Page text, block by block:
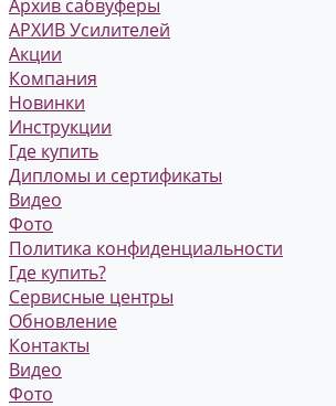
Архив сабвуферы
АРХИВ Усилителей
Акции
Компания
Новинки
Инструкции
Где купить
Дипломы и сертификаты
Видео
Фото
Политика конфиденциальности
Где купить?
Сервисные центры
Обновление
Контакты
Видео
Фото